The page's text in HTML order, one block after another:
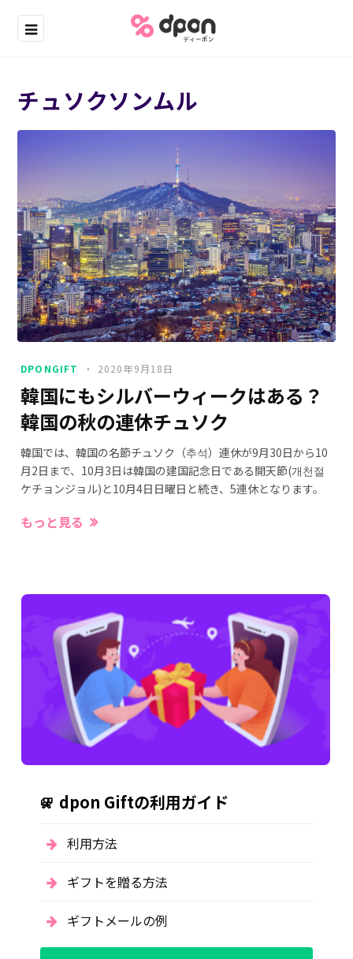
チュソクソンムル
DPONGIFT 2020年9月18日
韓国にもシルバーウィークはある？
韓国の秋の連休チュソク
韓国では、韓国の名節チュソク（추석）連休が9月30日から10
月2日まで、10月3日は韓国の建国記念日である開天節(개천절
ケチョンジョル)と10月4日日曜日と続き、5連休となります。
もっと見る
dpon Giftの利用ガイド
利用方法
ギフトを贈る方法
ギフトメールの例